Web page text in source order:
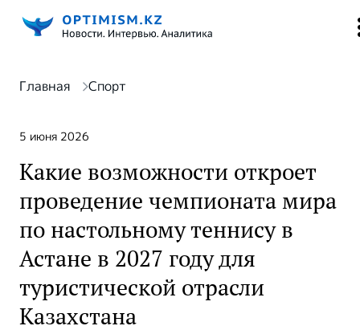
Главная Спорт
5 июня 2026
Какие возможности откроет
проведение чемпионата мира
по настольному теннису в
Астане в 2027 году для
туристической отрасли
Казахстана